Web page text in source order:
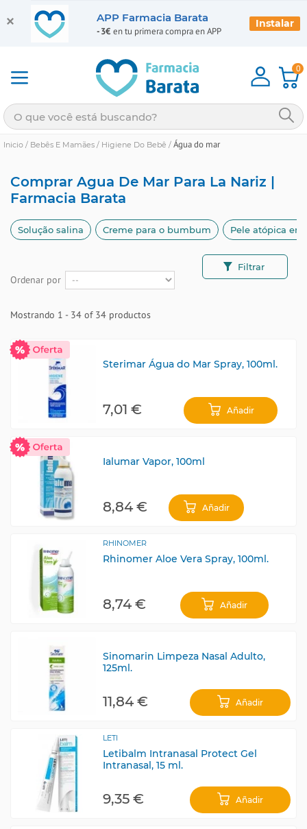
0
Inicio / Bebês E Mamães / Higiene Do Bebê / Água do mar
Comprar Agua De Mar Para La Nariz |
Farmacia Barata
Solução salina Creme para o bumbum Pele atópica
Ordenar por
Filtrar
Mostrando 1 - 34 of 34 productos
Sterimar Água do Mar Spray, 100ml.
7,01 € Añadir
Ialumar Vapor, 100ml
8,84 € Añadir
RHINOMER
Rhinomer Aloe Vera Spray, 100ml.
8,74 € Añadir
Sinomarin Limpeza Nasal Adulto,
125ml.
11,84 € Añadir
LETI
Letibalm Intranasal Protect Gel
Intranasal, 15 ml.
9,35 € Añadir
APP Farmacia Barata
-3€ en tu primera compra en APP
Instalar